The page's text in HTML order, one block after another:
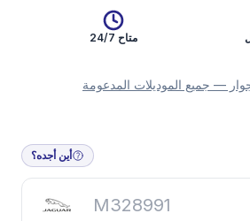
متاح 24/7
— جميع الموديلات المدعومة
أين أجده؟